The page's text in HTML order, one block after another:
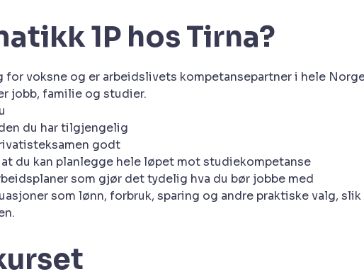
1P hos Tirna?
voksne og er arbeidslivets kompetansepartner i hele
jobb, familie og studier.
du har tilgjengelig
godt
du kan planlegge hele løpet mot studiekompetanse
som gjør det tydelig hva du bør jobbe med
som lønn, forbruk, sparing og andre praktiske valg, slik